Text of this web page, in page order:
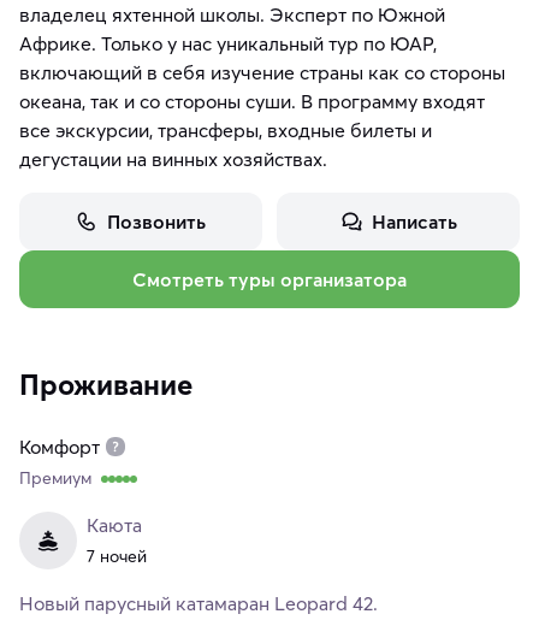
владелец яхтенной школы. Эксперт по Южной
Африке. Только у нас уникальный тур по ЮАР,
включающий в себя изучение страны как со стороны
океана, так и со стороны суши. В программу входят
все экскурсии, трансферы, входные билеты и
дегустации на винных хозяйствах.
Позвонить Написать
Смотреть туры организатора
Проживание
Комфорт
Премиум
Каюта
7 ночей
Новый парусный катамаран Leopard 42.